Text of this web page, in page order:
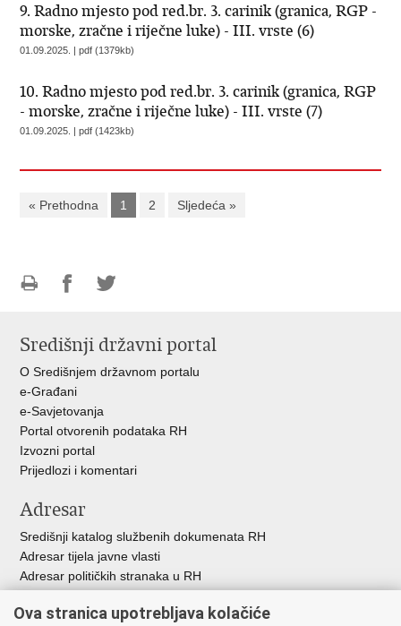
9. Radno mjesto pod red.br. 3. carinik (granica, RGP -
morske, zračne i riječne luke) - III. vrste (6)
01.09.2025. | pdf (1379kb)
10. Radno mjesto pod red.br. 3. carinik (granica, RGP
- morske, zračne i riječne luke) - III. vrste (7)
01.09.2025. | pdf (1423kb)
« Prethodna 1 2 Sljedeća »
FacebookuTwitteru
Središnji državni portal
O Središnjem državnom portalu
e-Građani
e-Savjetovanja
Portal otvorenih podataka RH
Izvozni portal
Prijedlozi i komentari
Adresar
Središnji katalog službenih dokumenata RH
Adresar tijela javne vlasti
Adresar političkih stranaka u RH
Besplatni telefoni javne uprave
Ova stranica upotrebljava kolačiće